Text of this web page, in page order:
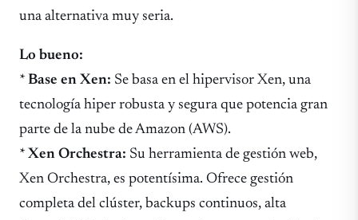
una alternativa muy seria.
Lo bueno:
* Base en Xen: Se basa en el hipervisor Xen, una
tecnología hiper robusta y segura que potencia gran
parte de la nube de Amazon (AWS).
* Xen Orchestra: Su herramienta de gestión web,
Xen Orchestra, es potentísima. Ofrece gestión
completa del clúster, backups continuos, alta